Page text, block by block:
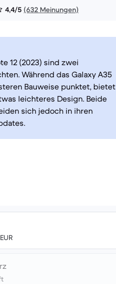
4,4/5 (632 Meinungen)
12 (2023) sind zwei
Während das Galaxy A35
Bauweise punktet, bietet
leichteres Design. Beide
sich jedoch in ihren